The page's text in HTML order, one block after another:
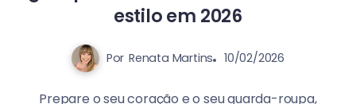
estilo em 2026
Por Renata Martins 10/02/2026
Prepare o seu coração e o seu guarda-roupa,